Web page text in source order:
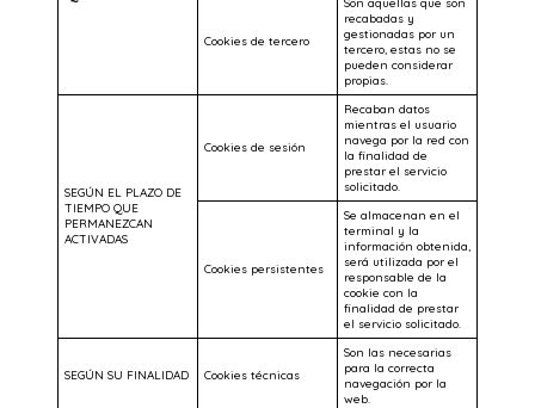
Cookies de tercero
recabadas y
gestionadas por un
tercero, estas no se
pueden considerar
propias.
SEGÚN EL PLAZO DE
TIEMPO QUE
PERMANEZCAN
ACTIVADAS
Cookies de sesión
Recaban datos
mientras el usuario
navega por la red con
la finalidad de
prestar el servicio
solicitado.
Cookies persistentes
Se almacenan en el
terminal y la
información obtenida,
será utilizada por el
responsable de la
cookie con la
finalidad de prestar
el servicio solicitado.
SEGÚN SU FINALIDAD Cookies técnicas
Son las necesarias
para la correcta
navegación por la
web.